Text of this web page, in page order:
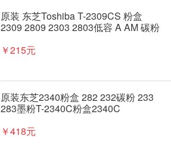
原装 东芝Toshiba T-2309CS 粉盒
2309 2809 2303 2803低容 A AM 碳粉
￥215元
原装东芝2340粉盒 282 232碳粉 233
283墨粉T-2340C粉盒2340C
￥418元